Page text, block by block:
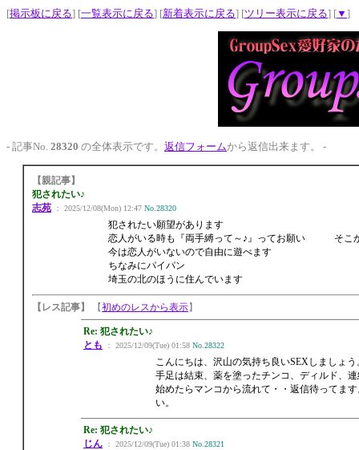
[掲示板に戻る] [一覧表示に戻る] [新着表示に戻る] [ツリー表示に戻る] [▼ ]
- 記事No. 28320 の全体表示です。 返信フォームから返信出来ます。 -
【親記事】
犯されたい♪
志苑 ： 2025/12/08(Mon) 12:47 No.28320
犯されたい願望があります
恋人がいる時も『両手縛って～♪』ってお願い そこか
今は恋人がいないので自由に遊べます
ちなみにパイパン
埼玉の北のほうに住んでいます
【レス記事】 【初めのレスから表示】
Re: 犯されたい♪
とも ： 2025/12/09(Tue) 01:58 No.28322
こんにちは、沢山の気持ち良いSEXしましょ
手足は結束、薬を塗ったチンコ、ディルド、
始めたらマンコから流れて・・返信待ってま
い。
Re: 犯されたい♪
じん ： 2025/12/09(Tue) 01:38 No.28321